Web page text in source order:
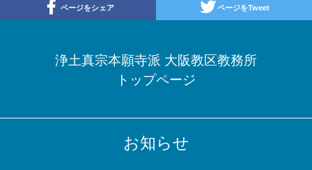
ページをシェア ページをTweet
浄土真宗本願寺派 大阪教区教務所
トップページ
お知らせ